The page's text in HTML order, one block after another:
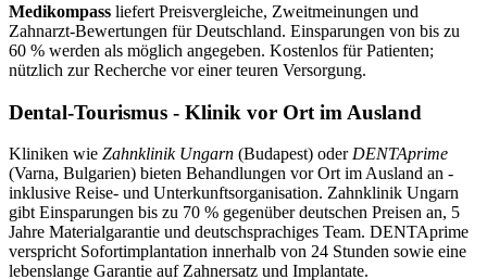
Medikompass liefert Preisvergleiche, Zweitmeinungen und
Zahnarzt-Bewertungen für Deutschland. Einsparungen von bis zu
60 % werden als möglich angegeben. Kostenlos für Patienten;
nützlich zur Recherche vor einer teuren Versorgung.
Dental-Tourismus - Klinik vor Ort im Ausland
Kliniken wie Zahnklinik Ungarn (Budapest) oder DENTAprime
(Varna, Bulgarien) bieten Behandlungen vor Ort im Ausland an -
inklusive Reise- und Unterkunftsorganisation. Zahnklinik Ungarn
gibt Einsparungen bis zu 70 % gegenüber deutschen Preisen an, 5
Jahre Materialgarantie und deutschsprachiges Team. DENTAprime
verspricht Sofortimplantation innerhalb von 24 Stunden sowie eine
lebenslange Garantie auf Zahnersatz und Implantate.